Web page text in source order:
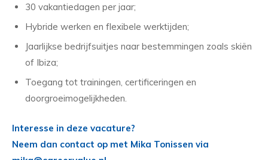
30 vakantiedagen per jaar;
Hybride werken en flexibele werktijden;
Jaarlijkse bedrijfsuitjes naar bestemmingen zoals skiën
of Ibiza;
Toegang tot trainingen, certificeringen en
doorgroeimogelijkheden.
Interesse in deze vacature?
Neem dan contact op met Mika Tonissen via